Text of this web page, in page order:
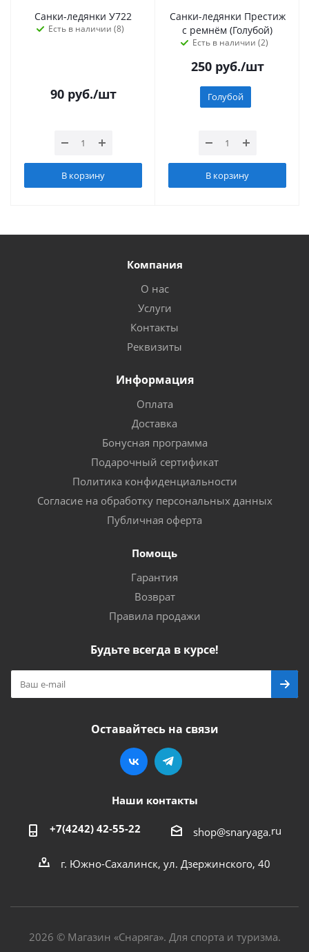
Санки-ледянки У722
Есть в наличии (8)
90руб./шт
В корзину
Санки-ледянки Престиж
с ремнём (Голубой)
Есть в наличии (2)
250руб./шт
Голубой
В корзину
Компания
О нас
Услуги
Контакты
Реквизиты
Информация
Оплата
Доставка
Бонусная программа
Подарочный сертификат
Политика конфиденциальности
Согласие на обработку персональных данных
Публичная оферта
Помощь
Гарантия
Возврат
Правила продажи
Будьте всегда в курсе!
Оставайтесь на связи
Наши контакты
+7(4242) 42-55-22 shop@snaryaga.ru
г. Южно-Сахалинск, ул. Дзержинского, 40
2026 © Магазин «Снаряга». Для спорта и туризма.